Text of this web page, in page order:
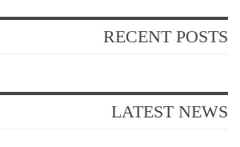
RECENT POSTS
LATEST NEWS